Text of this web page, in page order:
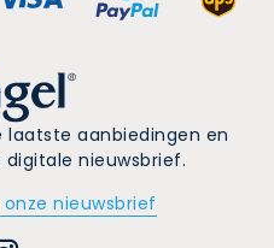
laatste aanbiedingen en
nieuwsbrief.
nieuwsbrief